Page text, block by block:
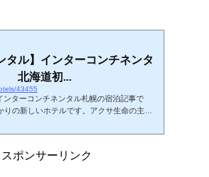
タル】インターコンチネンタ
北海道初...
43455
ターコンチネンタル札幌の宿泊記事で
の新しいホテルです。アクサ生命の主導
で運営されています。IHGホテルズ＆リゾ
宿泊特典（SFCプランなど）対象外になっ
スポンサーリンク